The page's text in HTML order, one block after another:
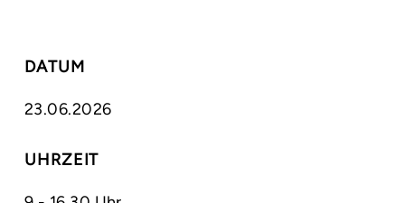
DATUM
23.06.2026
UHRZEIT